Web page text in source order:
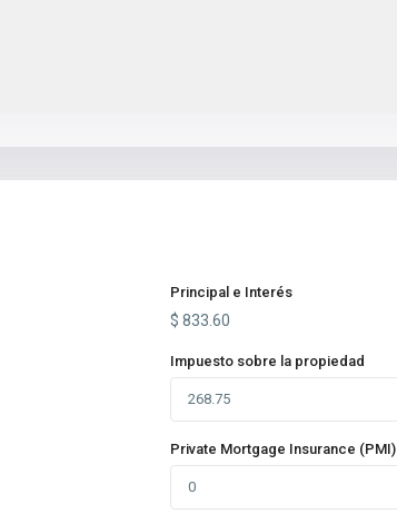
Principal e Interés
$ 833.60
Impuesto sobre la propiedad
Private Mortgage Insurance (PMI)